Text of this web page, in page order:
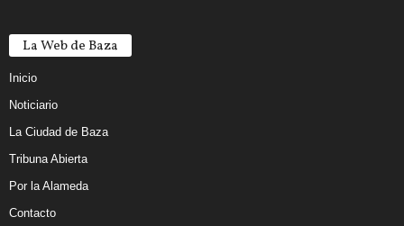
La Web de Baza
Inicio
Noticiario
La Ciudad de Baza
Tribuna Abierta
Por la Alameda
Contacto